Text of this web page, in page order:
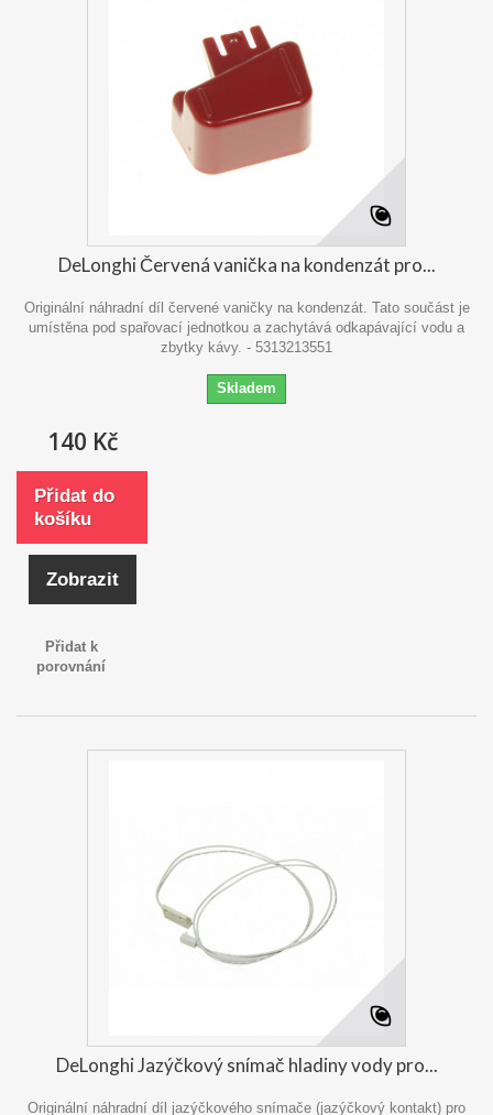
DeLonghi Červená vanička na kondenzát pro...
Originální náhradní díl červené vaničky na kondenzát. Tato součást je
umístěna pod spařovací jednotkou a zachytává odkapávající vodu a
zbytky kávy. - 5313213551
Skladem
140 Kč
Přidat do
košíku
Zobrazit
Přidat k
porovnání
DeLonghi Jazýčkový snímač hladiny vody pro...
Originální náhradní díl jazýčkového snímače (jazýčkový kontakt) pro